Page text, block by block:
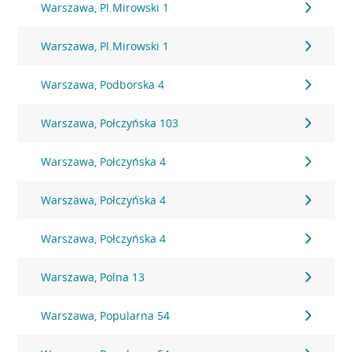
Warszawa, Pl.Mirowski 1
Warszawa, Pl.Mirowski 1
Warszawa, Podborska 4
Warszawa, Połczyńska 103
Warszawa, Połczyńska 4
Warszawa, Połczyńska 4
Warszawa, Połczyńska 4
Warszawa, Polna 13
Warszawa, Popularna 54